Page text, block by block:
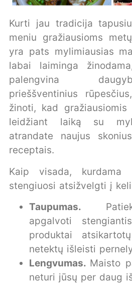
Kurti jau tradicija
meniu gražiausioms
yra pats mylimiausias
labai laiminga
palengvina
prieššventinius
žinoti, kad gražiausiomis
leidžiant laiką su
atrandate naujus
receptais.
Kaip visada, kurdama
stengiuosi atsižvelgti į
Taupumas.
apgalvoti
produktai
netektų išleisti
Lengvumas. Maisto
neturi jūsų per daug